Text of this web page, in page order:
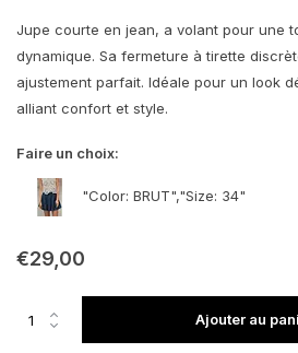
Jupe courte en jean, a volant pour une
dynamique. Sa fermeture à tirette
ajustement parfait. Idéale pour un look
alliant confort et style.
Faire un choix:
"Color: BRUT","Size: 34"
€29,00
Ajouter au